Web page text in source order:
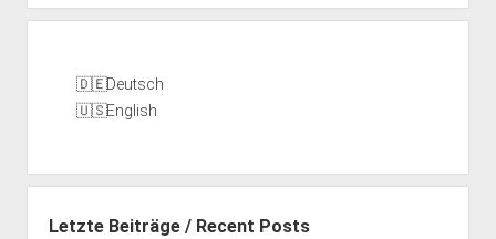
Deutsch
English
Letzte Beiträge / Recent Posts